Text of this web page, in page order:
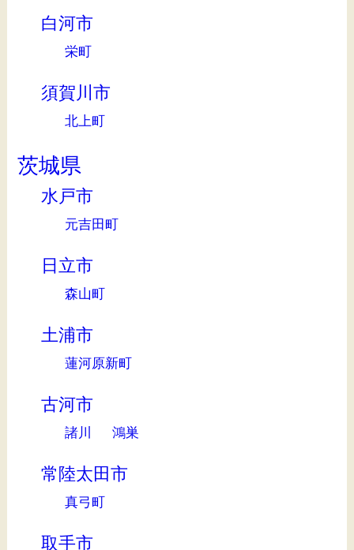
白河市
栄町
須賀川市
北上町
茨城県
水戸市
元吉田町
日立市
森山町
土浦市
蓮河原新町
古河市
諸川 鴻巣
常陸太田市
真弓町
取手市